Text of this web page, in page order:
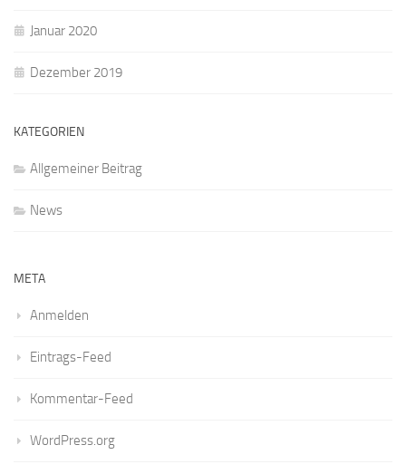
Januar 2020
Dezember 2019
KATEGORIEN
Allgemeiner Beitrag
News
META
Anmelden
Eintrags-Feed
Kommentar-Feed
WordPress.org